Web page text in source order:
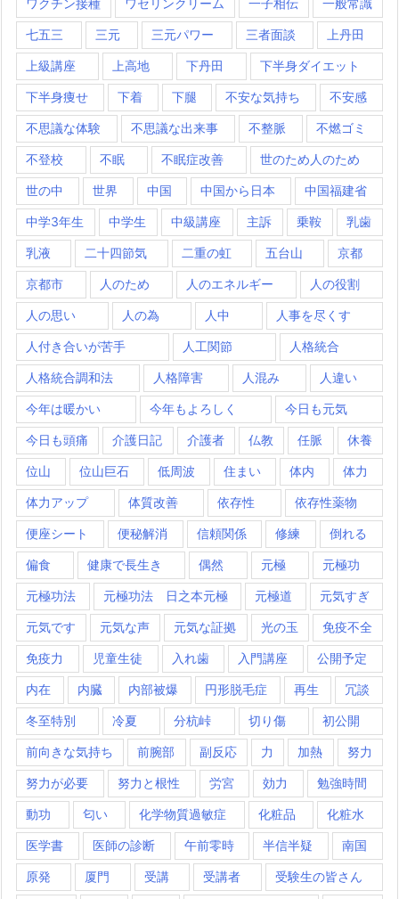
ワクチン接種 ワセリンクリーム 一子相伝 一般常識
七五三 三元 三元パワー 三者面談 上丹田
上級講座 上高地 下丹田 下半身ダイエット
下半身痩せ 下着 下腿 不安な気持ち 不安感
不思議な体験 不思議な出来事 不整脈 不燃ゴミ
不登校 不眠 不眠症改善 世のため人のため
世の中 世界 中国 中国から日本 中国福建省
中学3年生 中学生 中級講座 主訴 乗鞍 乳歯
乳液 二十四節気 二重の虹 五台山 京都
京都市 人のため 人のエネルギー 人の役割
人の思い 人の為 人中 人事を尽くす
人付き合いが苦手 人工関節 人格統合
人格統合調和法 人格障害 人混み 人違い
今年は暖かい 今年もよろしく 今日も元気
今日も頭痛 介護日記 介護者 仏教 任脈 休養
位山 位山巨石 低周波 住まい 体内 体力
体力アップ 体質改善 依存性 依存性薬物
便座シート 便秘解消 信頼関係 修練 倒れる
偏食 健康で長生き 偶然 元極 元極功
元極功法 元極功法 日之本元極 元極道 元気すぎ
元気です 元気な声 元気な証拠 光の玉 免疫不全
免疫力 児童生徒 入れ歯 入門講座 公開予定
内在 内臓 内部被爆 円形脱毛症 再生 冗談
冬至特別 冷夏 分杭峠 切り傷 初公開
前向きな気持ち 前腕部 副反応 力 加熱 努力
努力が必要 努力と根性 労宮 効力 勉強時間
動功 匂い 化学物質過敏症 化粧品 化粧水
医学書 医師の診断 午前零時 半信半疑 南国
原発 厦門 受講 受講者 受験生の皆さん